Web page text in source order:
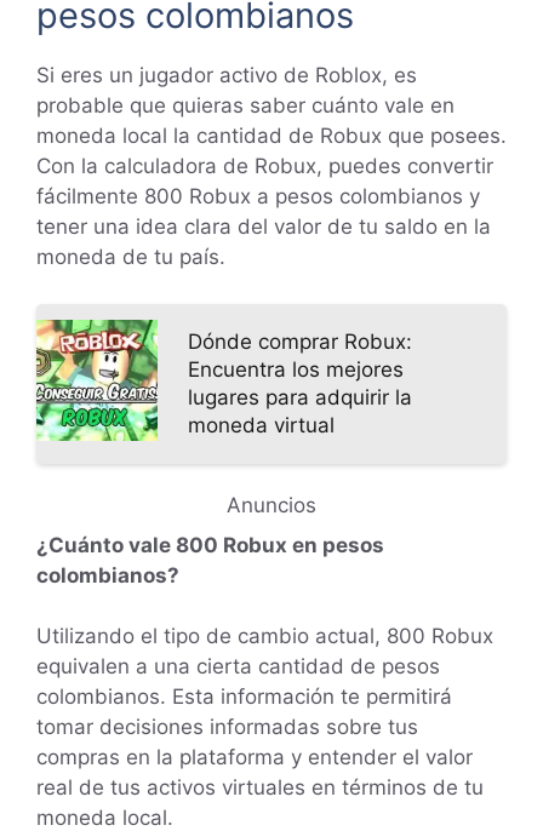
pesos colombianos
Si eres un jugador activo de Roblox, es
probable que quieras saber cuánto vale en
moneda local la cantidad de Robux que posees.
Con la calculadora de Robux, puedes convertir
fácilmente 800 Robux a pesos colombianos y
tener una idea clara del valor de tu saldo en la
moneda de tu país.
Dónde comprar Robux:
Encuentra los mejores
lugares para adquirir la
moneda virtual
Anuncios
¿Cuánto vale 800 Robux en pesos
colombianos?
Utilizando el tipo de cambio actual, 800 Robux
equivalen a una cierta cantidad de pesos
colombianos. Esta información te permitirá
tomar decisiones informadas sobre tus
compras en la plataforma y entender el valor
real de tus activos virtuales en términos de tu
moneda local.